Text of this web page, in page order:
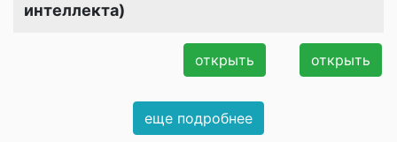
интеллекта)
открыть открыть
еще подробнее